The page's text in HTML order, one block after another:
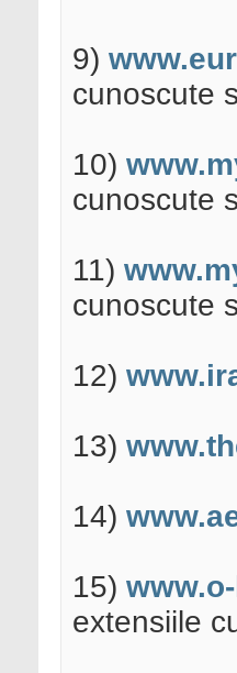
9)
cunoscute
10)
cunoscute
11)
cunoscute
12)
13)
14)
15)
extensiile